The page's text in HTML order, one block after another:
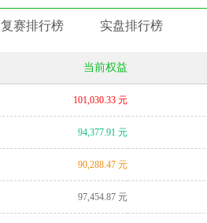
复赛排行榜 实盘排行榜
当前权益
101,030.33 元
94,377.91 元
90,288.47 元
97,454.87 元